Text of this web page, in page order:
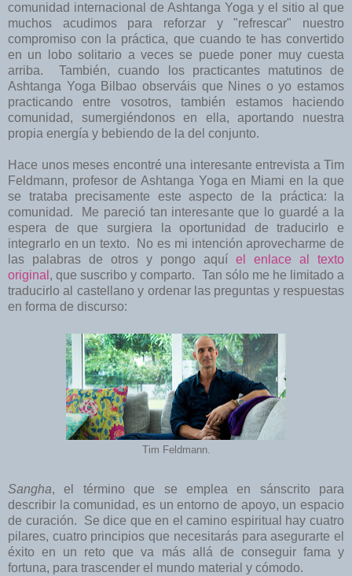
comunidad internacional de Ashtanga Yoga y el sitio al que
muchos acudimos para reforzar y "refrescar" nuestro
compromiso con la práctica, que cuando te has convertido
en un lobo solitario a veces se puede poner muy cuesta
arriba. También, cuando los practicantes matutinos de
Ashtanga Yoga Bilbao observáis que Nines o yo estamos
practicando entre vosotros, también estamos haciendo
comunidad, sumergiéndonos en ella, aportando nuestra
propia energía y bebiendo de la del conjunto.
Hace unos meses encontré una interesante entrevista a Tim
Feldmann, profesor de Ashtanga Yoga en Miami en la que
se trataba precisamente este aspecto de la práctica: la
comunidad. Me pareció tan interesante que lo guardé a la
espera de que surgiera la oportunidad de traducirlo e
integrarlo en un texto. No es mi intención aprovecharme de
las palabras de otros y pongo aquí el enlace al texto
original , que suscribo y comparto. Tan sólo me he limitado a
traducirlo al castellano y ordenar las preguntas y respuestas
en forma de discurso:
Tim Feldmann.
Sangha, el término que se emplea en sánscrito para
describir la comunidad, es un entorno de apoyo, un espacio
de curación. Se dice que en el camino espiritual hay cuatro
pilares, cuatro principios que necesitarás para asegurarte el
éxito en un reto que va más allá de conseguir fama y
fortuna, para trascender el mundo material y cómodo.